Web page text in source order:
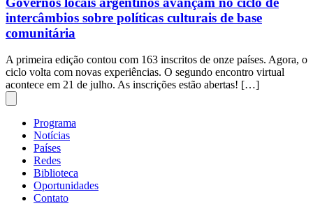
intercâmbios sobre políticas culturais de base
comunitária
A primeira edição contou com 163 inscritos de onze países. Agora, o
ciclo volta com novas experiências. O segundo encontro virtual
acontece em 21 de julho. As inscrições estão abertas! […]
Programa
Notícias
Países
Redes
Biblioteca
Oportunidades
Contato